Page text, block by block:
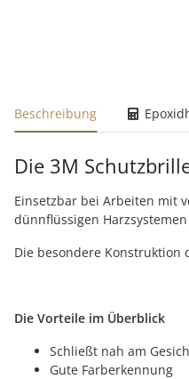
weitere Registerkarten
Beschreibung
Die 3M
Einsetzbar bei Arbeiten mit
dünnflüssigen
Die besondere Konstruktion
Die Vorteile im Überblick
Schließt nah am
Gute Farberkennung